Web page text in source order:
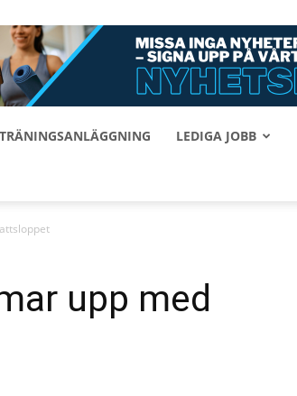
LEDIGA JOBB
upp med